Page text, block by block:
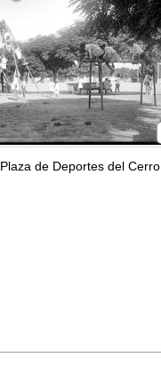
Plaza de Deportes del Cerro.